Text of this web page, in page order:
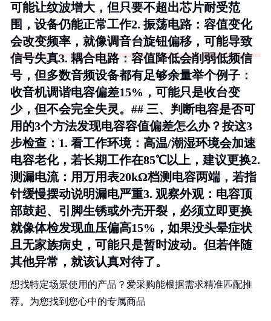
可能让纹波增大，但只要不超出芯片耐受范
围，设备仍能正常工作2. 振荡电路：容值变化
会改变频率，就像调音台旋钮偏移，可能导致
信号失真3.耦合电路：容值降低会削弱低频信
号，但多数音频设备都有足够余量举个例子：
收音机调谐电容偏差15%，可能只是收台变
少，但不会完全失灵。## 三、判断电容是否可
用的3个方法发现电容容值偏差怎么办？按这3
步检查：1. 看工作环境：高温/潮湿环境会加速
电容老化，若长期工作在85℃以上，建议更换2.
测漏电流：用万用表20kΩ档测电容两端，若指
针缓慢摆动说明漏电严重3. 观察外观：电容顶
部鼓起、引脚生锈或外壳开裂，必须立即更换
就像体检发现血压偏高15%，如果没头晕症状
且无家族病史，可能只是暂时波动。但若伴随
其他异常，就该认真对待了。
想找特定场景使用的产品？爱采购能根据需求精准匹配推
荐。为您找到您心中的专属商品